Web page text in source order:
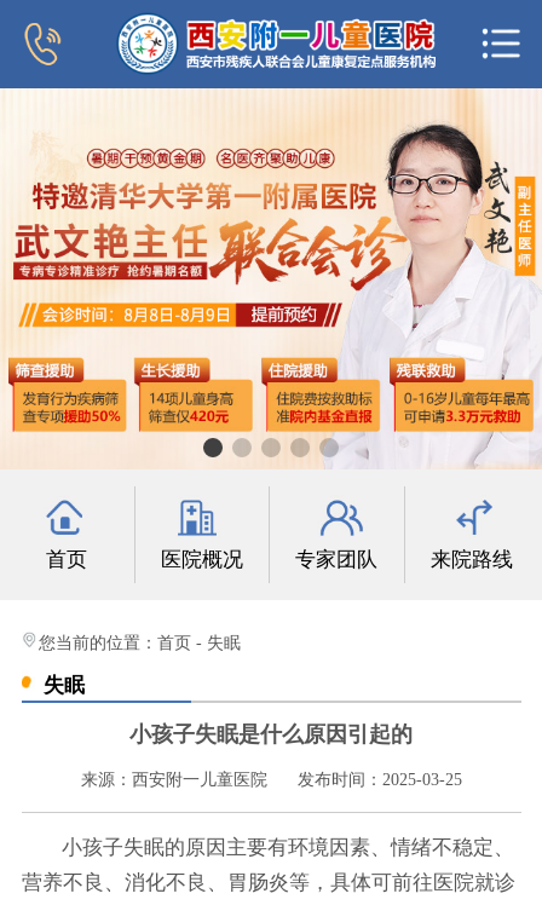
新闻中心
专家团队
科室导航
行为发育科
小儿内分泌科
首页 医院概况 专家团队 来院路线
您当前的位置： 首页 - 失眠
失眠
小孩子失眠是什么原因引起的
来源：西安附一儿童医院 发布时间：2025-03-25
小孩子失眠的原因主要有环境因素、情绪不稳定、
营养不良、消化不良、胃肠炎等，具体可前往医院就诊